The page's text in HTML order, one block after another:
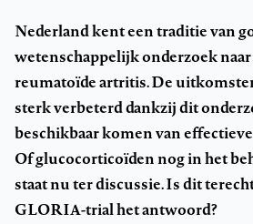
Nederland kent een traditie van
wetenschappelijk onderzoek
reumatoïde artritis. De
sterk verbeterd dankzij dit
beschikbaar komen van
Of glucocorticoïden nog in het
staat nu ter discussie. Is dit
GLORIA-trial het antwoord?